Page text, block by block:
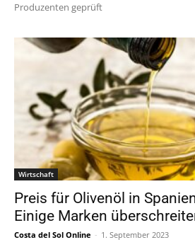
Produzenten geprüft
Wirtschaft
Preis für Olivenöl in
Einige Marken
Costa del Sol Online - 1. September 2023